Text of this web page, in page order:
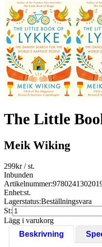
The Little
Meik Wiking
299kr/ st.
Inbunden
Artikelnummer:
Enhet:st.
Lagerstatus:Beställningsvara
St:
Lägg i varukorg
Beskrivning